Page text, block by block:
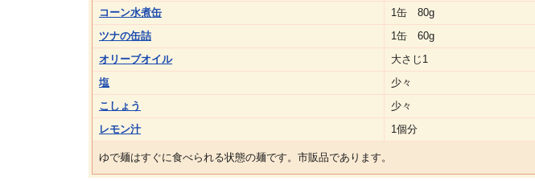
コーン水煮缶
1缶 80g
ツナの缶詰
1缶 60g
オリーブオイル
大さじ1
塩
少々
こしょう
少々
レモン汁
1個分
ゆで麺はすぐに食べられる状態の麺です。市販品であります。